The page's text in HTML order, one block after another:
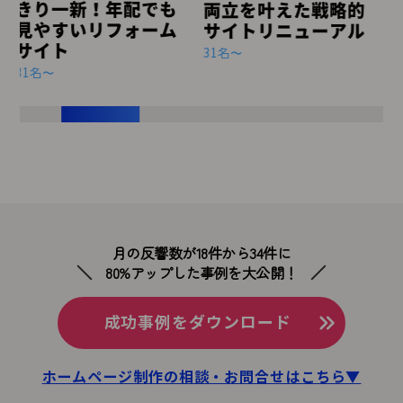
両立を叶えた戦略的
サイトリニューアル
31名〜
月の反響数が18件から34件に
80%アップした事例を大公開！
成功事例をダウンロード
ホームページ制作の相談・お問合せはこちら▼